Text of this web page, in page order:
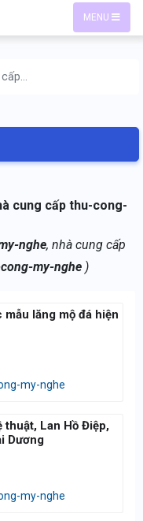
MENU
cung cấp thu-cong-
nghe, nhà cung cấp
my-nghe )
lăng mộ đá hiện
my-nghe
thuật, Lan Hồ Điệp,
Dương
my-nghe